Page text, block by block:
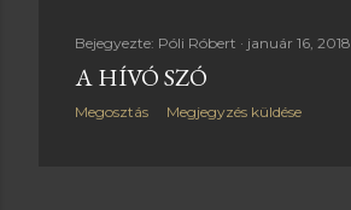
Bejegyezte: Póli Róbert január 16, 2018
A HÍVÓ SZÓ
Megosztás Megjegyzés küldése